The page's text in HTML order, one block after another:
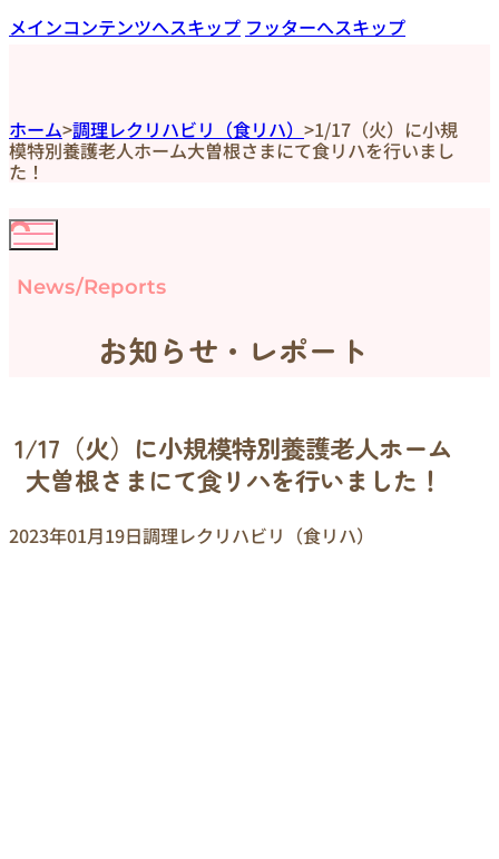
メインコンテンツへスキップ フッターへスキップ
ホーム>調理レクリハビリ（食リハ） >1/17（火）に小規
模特別養護老人ホーム大曽根さまにて食リハを行いまし
た！
News/Reports
お知らせ・レポート
1/17（火）に小規模特別養護老人ホーム
大曽根さまにて食リハを行いました！
2023年01月19日調理レクリハビリ（食リハ）